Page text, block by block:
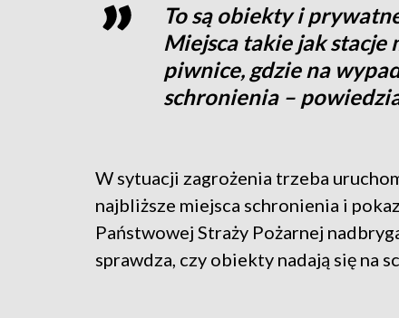
To są obiekty i
Miejsca takie jak stacje
piwnice, gdzie na
schronienia –
W sytuacji zagrożenia trzeba
najbliższe miejsca schronienia i
Państwowej Straży Pożarnej
sprawdza, czy obiekty nadają się na